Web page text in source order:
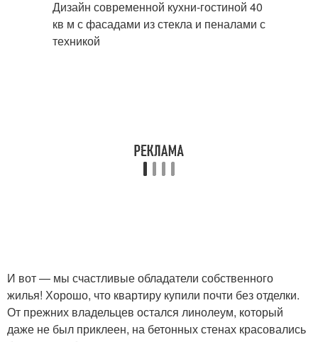
И вот — мы счастливые обладатели собственного
жилья! Хорошо, что квартиру купили почти без отделки.
От прежних владельцев остался линолеум, который
даже не был приклеен, на бетонных стенах красовались